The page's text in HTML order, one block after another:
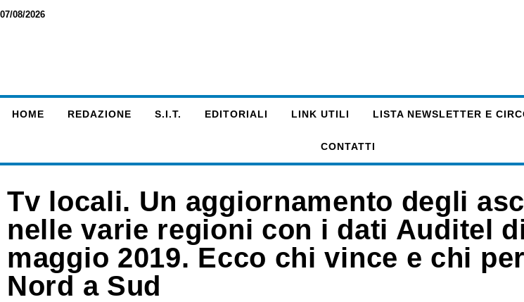
07/08/2026
HOME REDAZIONE S.I.T. EDITORIALI LINK UTILI LISTA NEWSLETTER E
CONTATTI
Tv locali. Un aggiornamento degli
nelle varie regioni con i dati Auditel
maggio 2019. Ecco chi vince e chi
Nord a Sud